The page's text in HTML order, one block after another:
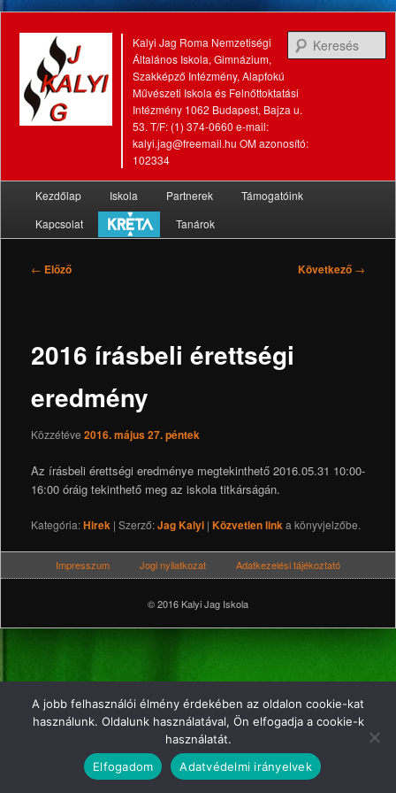
Kalyi Jag Roma Nemzetiségi
Általános Iskola, Gimnázium,
Szakképző Intézmény, Alapfokú
Művészeti Iskola és Felnőttoktatási
Intézmény 1062 Budapest, Bajza u.
53. T/F: (1) 374-0660 e-mail:
kalyi.jag@freemail.hu OM azonosító:
102334
Tovább
az
Tovább
a
Kezdőlap Iskola Partnerek
Támogatóink
Kapcsolat
Tanárok
Bejegyzés
← Előző Következő →
2016 írásbeli érettségi
eredmény
Közzétéve 2016. május 27. péntek
Az írásbeli érettségi eredménye megtekinthető 2016.05.31 10:00-
16:00 óráig tekinthető meg az iskola titkárságán.
Kategória:Hirek | Szerző:Jag Kalyi| Közvetlen linka könyvjelzőbe.
Impresszum Jogi nyilatkozat Adatkezelési tájékoztató
© 2016 Kalyi Jag Iskola
A jobb felhasználói élmény érdekében az oldalon cookie-kat
használunk. Oldalunk használatával, Ön elfogadja a cookie-k
használatát.
Elfogadom
Adatvédelmi irányelvek